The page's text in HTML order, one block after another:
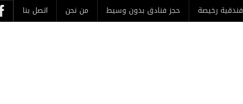
رخيصة حجز فنادق بدون وسيط من نحن اتصل بنا